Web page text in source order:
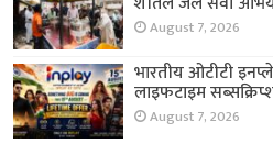
August 7, 2026
भारतीय ओटीटी
लाइफटाइम
August 7, 2026